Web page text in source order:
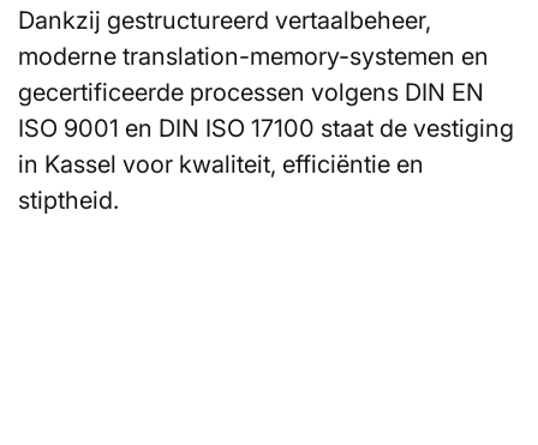
Dankzij gestructureerd vertaalbeheer,
moderne translation-memory-systemen en
gecertificeerde processen volgens DIN EN
ISO 9001 en DIN ISO 17100 staat de vestiging
in Kassel voor kwaliteit, efficiëntie en
stiptheid.